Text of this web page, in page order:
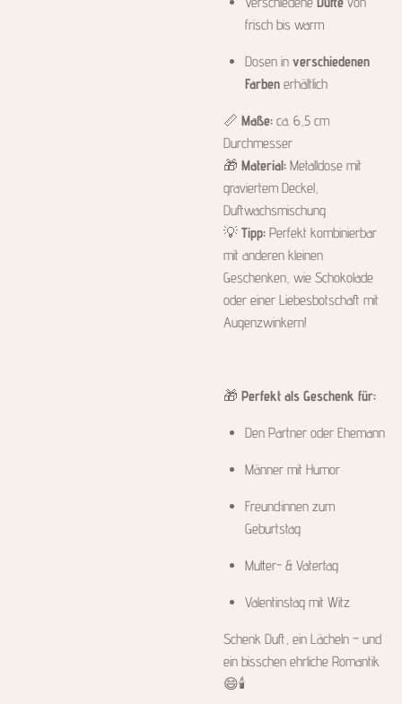
frisch bis warm
Dosen in verschiedenen
Farben erhältlich
📏 Maße: ca. 6,5 cm
Durchmesser
🎁 Material: Metalldose mit
graviertem Deckel,
Duftwachsmischung
💡 Tipp: Perfekt kombinierbar
mit anderen kleinen
Geschenken, wie Schokolade
oder einer Liebesbotschaft mit
Augenzwinkern!
🎁 Perfekt als Geschenk für:
Den Partner oder Ehemann
Männer mit Humor
Freund:innen zum
Geburtstag
Mutter- & Vatertag
Valentinstag mit Witz
Schenk Duft, ein Lächeln – und
ein bisschen ehrliche Romantik
😄🕯️